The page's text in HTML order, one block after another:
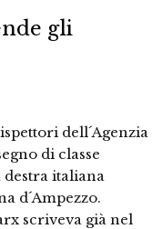
gli
dell´Agenzia
di classe
italiana
d´Ampezzo.
scriveva già nel